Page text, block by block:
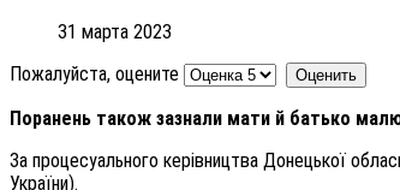
31 марта 2023
Пожалуйста, оцените
Поранень також зазнали мати й батько
За процесуального керівництва Донецької
України).